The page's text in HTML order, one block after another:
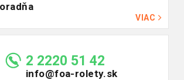
VIAC
2 2220 51 42
info@foa-rolety.sk